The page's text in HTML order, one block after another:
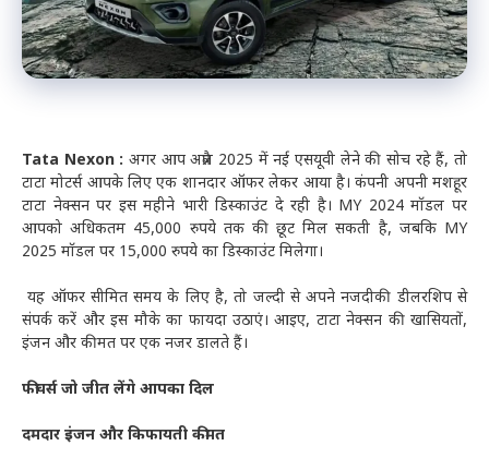
Tata Nexon : अगर आप अप्रैल 2025 में नई एसयूवी लेने की सोच रहे हैं, तो
टाटा मोटर्स आपके लिए एक शानदार ऑफर लेकर आया है। कंपनी अपनी मशहूर
टाटा नेक्सन पर इस महीने भारी डिस्काउंट दे रही है। MY 2024 मॉडल पर
आपको अधिकतम 45,000 रुपये तक की छूट मिल सकती है, जबकि MY
2025 मॉडल पर 15,000 रुपये का डिस्काउंट मिलेगा।
यह ऑफर सीमित समय के लिए है, तो जल्दी से अपने नजदीकी डीलरशिप से
संपर्क करें और इस मौके का फायदा उठाएं। आइए, टाटा नेक्सन की खासियतों,
इंजन और कीमत पर एक नजर डालते हैं।
फीचर्स जो जीत लेंगे आपका दिल
दमदार इंजन और किफायती कीमत